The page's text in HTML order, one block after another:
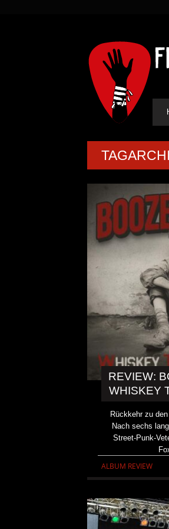
REVIEW:
WHISKEY
Rückkehr zu
Nach sechs
Street-Punk-
ALBUM REVIEW